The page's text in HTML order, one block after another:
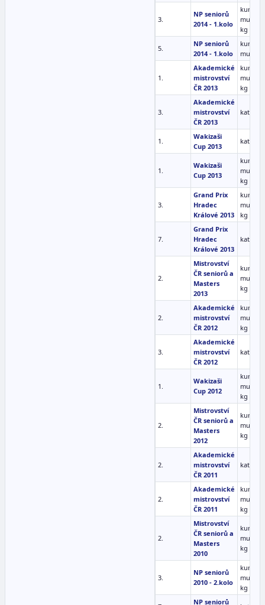
3.
NP seniorů
2014 - 1.kolo
kumite
muži -
kg
5.
NP seniorů
2014 - 1.kolo
kumite
muži
1.
Akademické
mistrovství
ČR 2013
kumite
muži -
kg
3.
Akademické
mistrovství
ČR 2013
kata
1.
Wakizaši
Cup 2013
kata
1.
Wakizaši
Cup 2013
kumite
muži -
kg
3.
Grand Prix
Hradec
Králové 2013
kumite
muži -
kg
7.
Grand Prix
Hradec
Králové 2013
kata
2.
Mistrovství
ČR seniorů a
Masters
2013
kumite
muži -
kg
2.
Akademické
mistrovství
ČR 2012
kumite
muži -
kg
3.
Akademické
mistrovství
ČR 2012
kata
1.
Wakizaši
Cup 2012
kumite
muži -
kg
2.
Mistrovství
ČR seniorů a
Masters
2012
kumite
muži -
kg
2.
Akademické
mistrovství
ČR 2011
kata
2.
Akademické
mistrovství
ČR 2011
kumite
muži -
kg
2.
Mistrovství
ČR seniorů a
Masters
2010
kumite
muži -
kg
3.
NP seniorů
2010 - 2.kolo
kumite
muži -
kg
NP seniorů